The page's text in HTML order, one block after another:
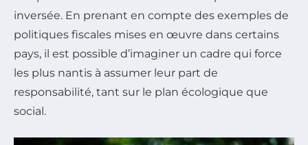
inversée. En prenant en compte des exemples de
politiques fiscales mises en œuvre dans certains
pays, il est possible d’imaginer un cadre qui force
les plus nantis à assumer leur part de
responsabilité, tant sur le plan écologique que
social.